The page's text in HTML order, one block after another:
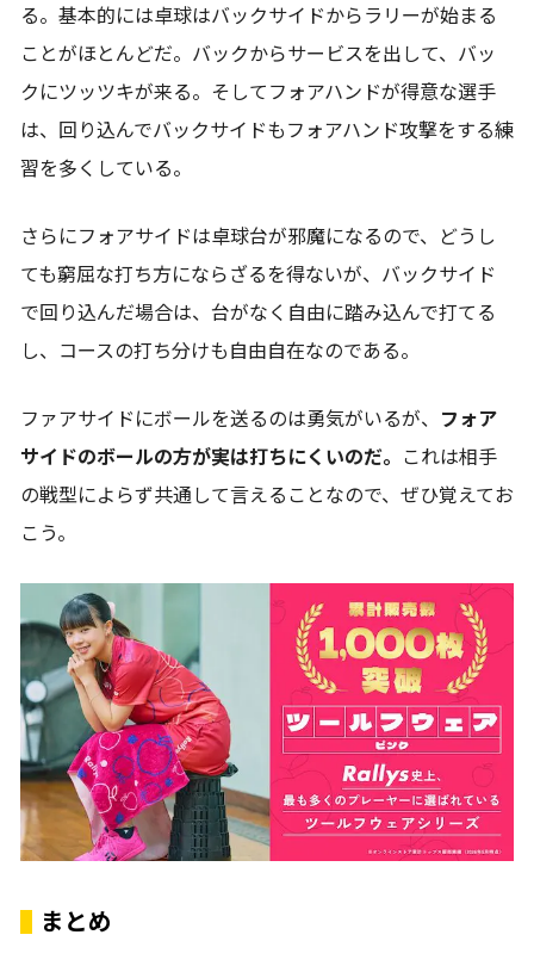
る。基本的には卓球はバックサイドからラリーが始まる
ことがほとんどだ。バックからサービスを出して、バッ
クにツッツキが来る。そしてフォアハンドが得意な選手
は、回り込んでバックサイドもフォアハンド攻撃をする練
習を多くしている。
さらにフォアサイドは卓球台が邪魔になるので、どうし
ても窮屈な打ち方にならざるを得ないが、バックサイド
で回り込んだ場合は、台がなく自由に踏み込んで打てる
し、コースの打ち分けも自由自在なのである。
ファアサイドにボールを送るのは勇気がいるが、
フォア
サイドのボールの方が実は打ちにくいのだ。
これは相手
の戦型によらず共通して言えることなので、ぜひ覚えてお
こう。
まとめ